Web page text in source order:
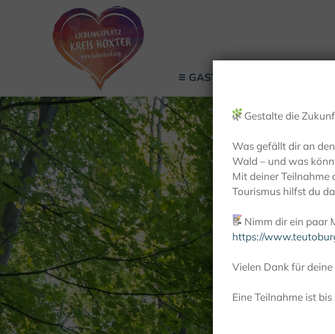
GASTGEBER
🌿 Gestalte die
Was gefällt dir an
Wald – und was
Mit deiner Teilnahme
Tourismus hilfst du
📝 Nimm dir ein paar
https://
Vielen Dank für
Eine Teilnahme ist